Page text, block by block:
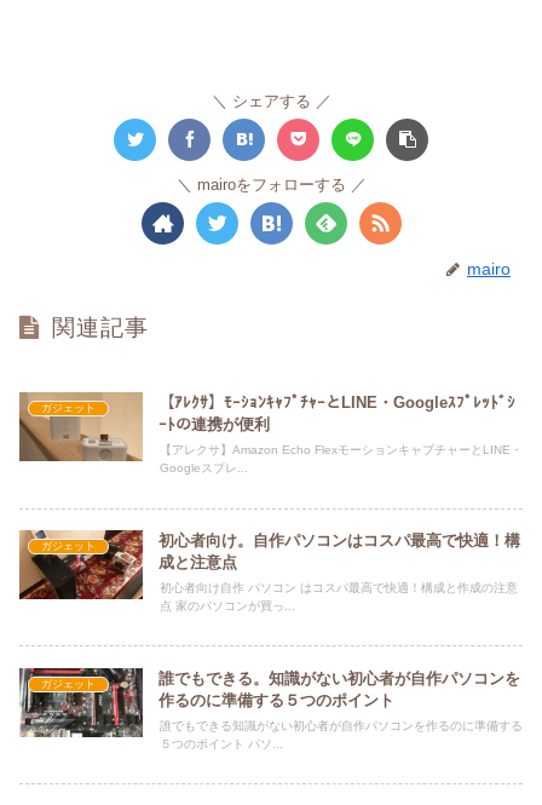
シェアする
mairoをフォローする
mairo
関連記事
ガジェット
【ｱﾚｸｻ】ﾓｰｼｮﾝｷｬﾌﾟﾁｬｰとLINE・Googleｽﾌﾟﾚｯﾄﾞｼ
ｰﾄの連携が便利
【アレクサ】Amazon Echo FlexモーションキャプチャーとLINE・
Googleスプレ...
ガジェット
初心者向け。自作パソコンはコスパ最高で快適！構
成と注意点
初心者向け自作 パソコン はコスパ最高で快適！構成と作成の注意
点 家のパソコンが買っ...
ガジェット
誰でもできる。知識がない初心者が自作パソコンを
作るのに準備する５つのポイント
誰でもできる知識がない初心者が自作パソコンを作るのに準備する
５つのポイント パソ...